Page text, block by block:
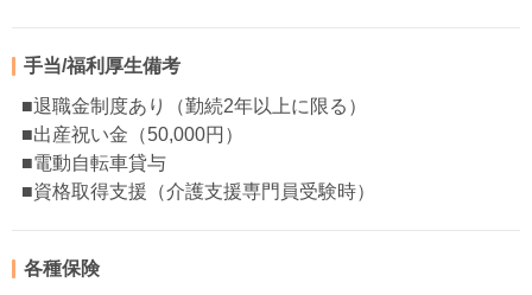
手当/福利厚生備考
■退職金制度あり（勤続2年以上に限る）
■出産祝い金（50,000円）
■電動自転車貸与
■資格取得支援（介護支援専門員受験時）
各種保険